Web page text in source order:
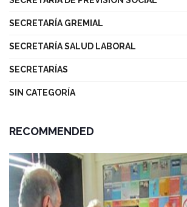
SECRETARÍA GREMIAL
SECRETARÍA SALUD LABORAL
SECRETARÍAS
SIN CATEGORÍA
RECOMMENDED